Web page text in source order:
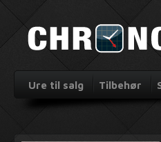
Ure til salg Tilbehør